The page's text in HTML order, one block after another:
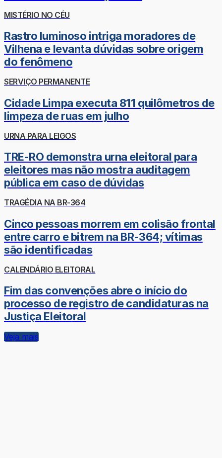
MISTÉRIO NO CÉU
Rastro luminoso intriga moradores de
Vilhena e levanta dúvidas sobre origem
do fenômeno
SERVIÇO PERMANENTE
Cidade Limpa executa 811 quilômetros de
limpeza de ruas em julho
URNA PARA LEIGOS
TRE-RO demonstra urna eleitoral para
eleitores mas não mostra auditagem
pública em caso de dúvidas
TRAGÉDIA NA BR-364
Cinco pessoas morrem em colisão frontal
entre carro e bitrem na BR-364; vítimas
são identificadas
CALENDÁRIO ELEITORAL
Fim das convenções abre o início do
processo de registro de candidaturas na
Justiça Eleitoral
Veja mais